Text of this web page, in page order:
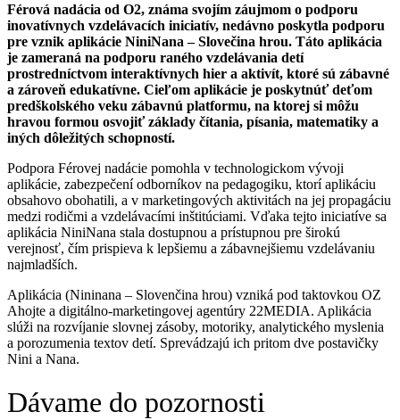
Férová nadácia od O2, známa svojím záujmom o podporu
inovatívnych vzdelávacích iniciatív, nedávno poskytla podporu
pre vznik aplikácie NiniNana – Slovečina hrou. Táto aplikácia
je zameraná na podporu raného vzdelávania detí
prostredníctvom interaktívnych hier a aktivít, ktoré sú zábavné
a zároveň edukatívne. Cieľom aplikácie je poskytnúť deťom
predškolského veku zábavnú platformu, na ktorej si môžu
hravou formou osvojiť základy čítania, písania, matematiky a
iných dôležitých schopností.
Podpora Férovej nadácie pomohla v technologickom vývoji
aplikácie, zabezpečení odborníkov na pedagogiku, ktorí aplikáciu
obsahovo obohatili, a v marketingových aktivitách na jej propagáciu
medzi rodičmi a vzdelávacími inštitúciami. Vďaka tejto iniciatíve sa
aplikácia NiniNana stala dostupnou a prístupnou pre širokú
verejnosť, čím prispieva k lepšiemu a zábavnejšiemu vzdelávaniu
najmladších.
Aplikácia (Nininana – Slovenčina hrou) vzniká pod taktovkou OZ
Ahojte a digitálno-marketingovej agentúry 22MEDIA. Aplikácia
slúži na rozvíjanie slovnej zásoby, motoriky, analytického myslenia
a porozumenia textov detí. Sprevádzajú ich pritom dve postavičky
Nini a Nana.
Dávame do pozornosti